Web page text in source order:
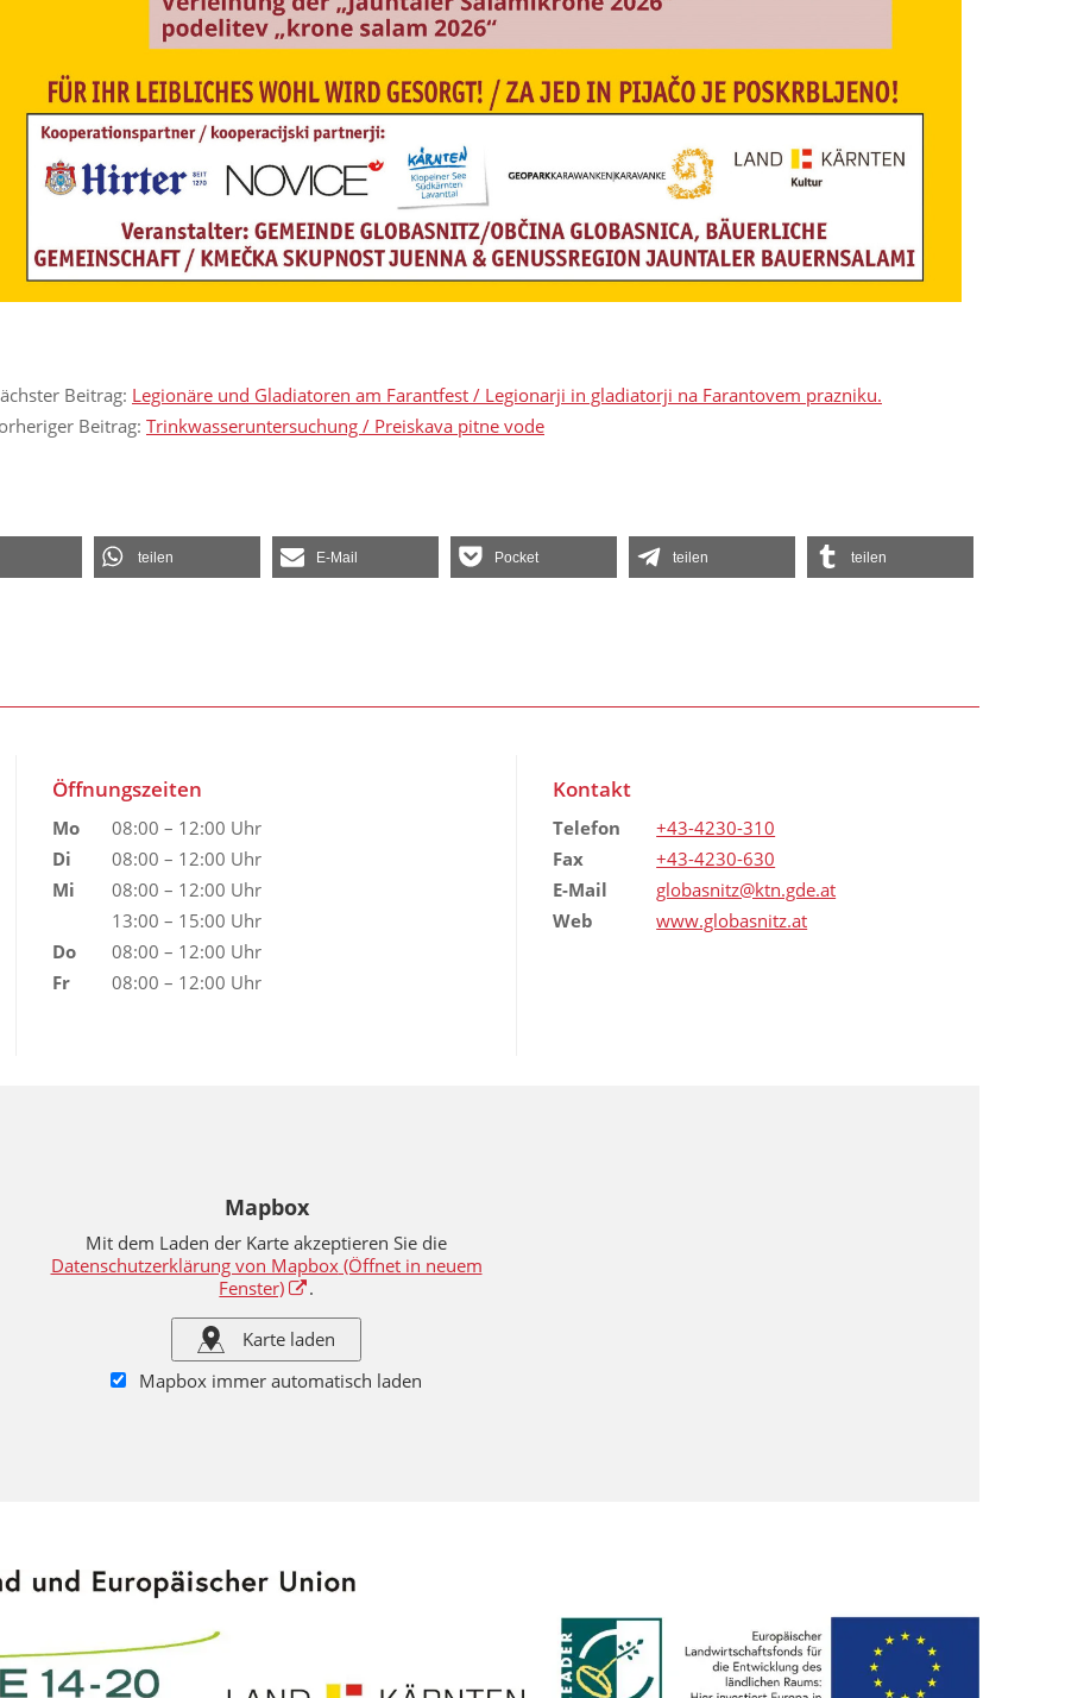
Beitrag: Legionäre und Gladiatoren am Farantfest / Legionarji in gladiatorji na Farantovem prazniku.
Beitrag: Trinkwasseruntersuchung / Preiskava pitne vode
teilen E-Mail Pocket teilen teilen
Öffnungszeiten
Mo
08:00 – 12:00 Uhr
Di
08:00 – 12:00 Uhr
Mi
08:00 – 12:00 Uhr
13:00 – 15:00 Uhr
Do
08:00 – 12:00 Uhr
Fr
08:00 – 12:00 Uhr
Kontakt
Telefon
+43-4230-310
Fax
+43-4230-630
E-Mail
globasnitz@ktn.gde.at
Web
www.globasnitz.at
Mapbox
Mit dem Laden der Karte akzeptieren Sie die
Datenschutzerklärung von Mapbox(Öffnet in neuem
Fenster)
.
Karte laden
Mapbox immer automatisch laden